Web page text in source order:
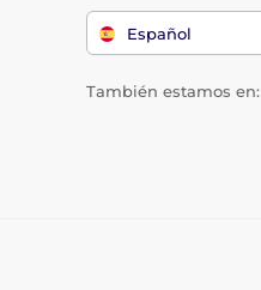
Español
También estamos en: